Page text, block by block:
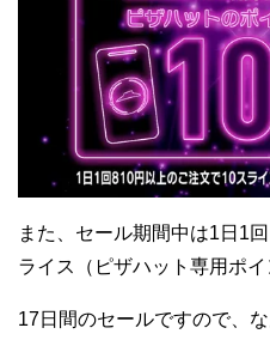
また、セール期間中は1日1
ライス（ピザハット専用ポイ
17日間のセールですので、